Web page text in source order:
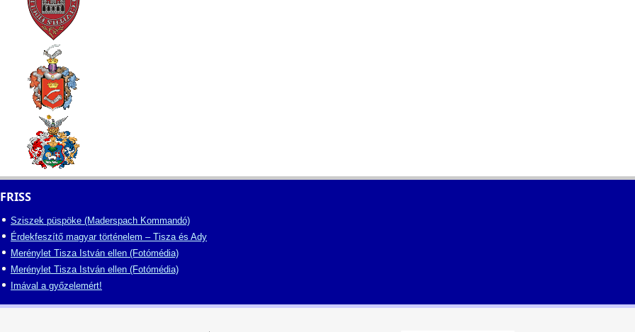
FRISS
Sziszek püspöke (Maderspach Kommandó)
Érdekfeszítő magyar történelem – Tisza és Ady
Merénylet Tisza István ellen (Fotómédia)
Merénylet Tisza István ellen (Fotómédia)
Imával a győzelemért!